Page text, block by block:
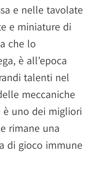
e nelle tavolate
e miniature di
che lo
è all’epoca
talenti nel
meccaniche
è uno dei migliori
rimane una
di gioco immune